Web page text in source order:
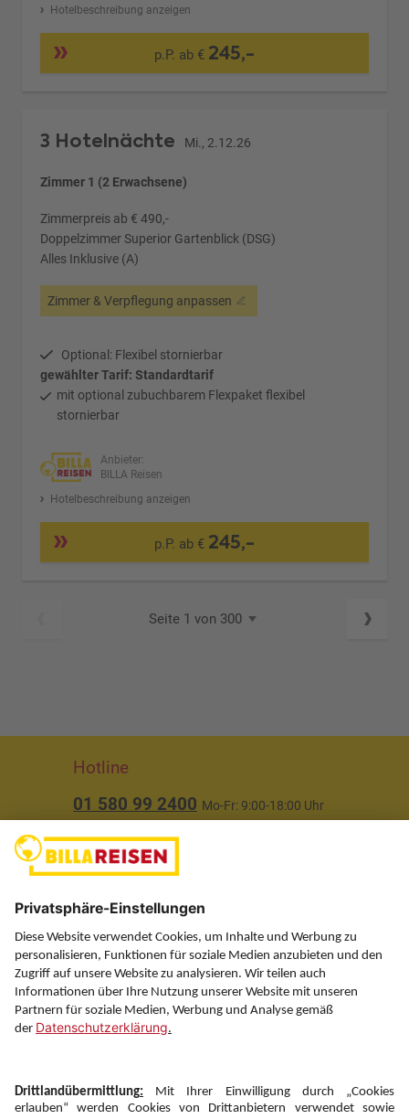
Hotelbeschreibung anzeigen
p.P. ab € 245,-
3 Hotelnächte Mi., 2.12.26
Zimmer 1 (2 Erwachsene)
Zimmerpreis ab € 490,-
Doppelzimmer Superior Gartenblick (DSG)
Alles Inklusive (A)
Zimmer & Verpflegung anpassen
Optional: Flexibel stornierbar
gewählter Tarif: Standardtarif
mit optional zubuchbarem Flexpaket flexibel
stornierbar
Anbieter:
BILLA Reisen
Hotelbeschreibung anzeigen
p.P. ab € 245,-
Seite 1 von 300
Hotline
01 580 99 2400 Mo-Fr: 9:00-18:00 Uhr
Über uns
Service
Information
Folgen Sie uns auf
Newsletter: